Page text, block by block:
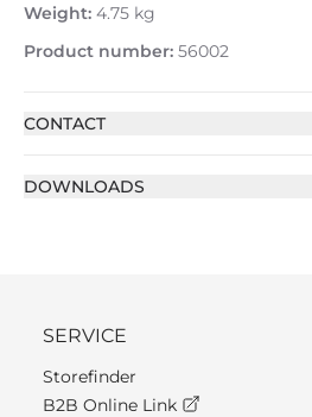
Weight: 4.75 kg
Product number: 56002
CONTACT
DOWNLOADS
SERVICE
Storefinder
B2B Online Link